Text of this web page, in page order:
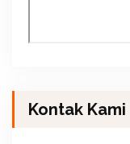
Kontak Kami